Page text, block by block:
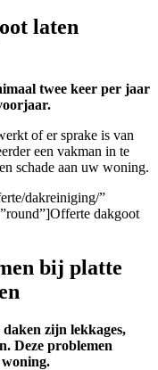
laten
twee keer per jaar
of er sprake is van
een vakman in te
schade aan uw woning.
dakreiniging/”
dakgoot
bij platte
zijn lekkages,
Deze problemen